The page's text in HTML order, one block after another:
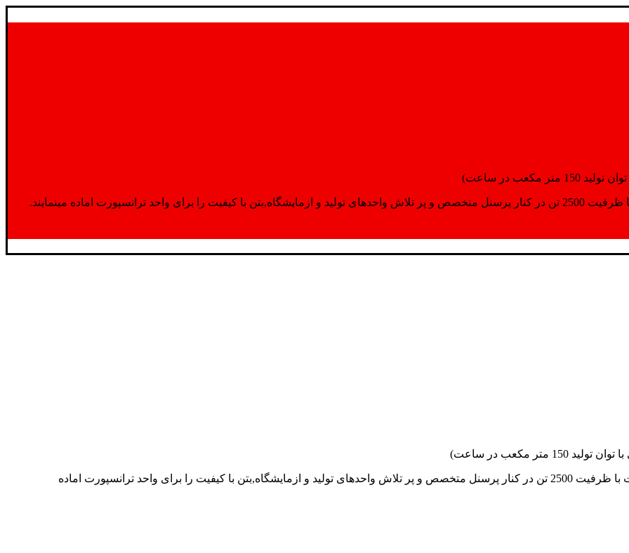
اماده مینمایند.
جهاد بتن با فضای کارگاهی و به کار گیری سه دستگاه بچینگ پلانت با ظرفیت 2500 تن در کنار پرسنل متخصص و پر تلاش واحدهای تولید و ازمایشگاه,بتن با کیفیت را برای واحد ترانسپورت اماده